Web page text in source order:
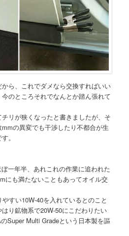
ら、これでダメなら交換すればいい
のところそれでなんとか踏ん張れて
リが狭くなったと書きましたが、そ
の異変でも干渉したり不都合が生
。
一年半、あれこれの作業に追われた
にも満たないこともあってオイル交
すい10W-40を入れているとのこと
り鉱物系で20W-50にこだわりたい
Super Multi Gradeという日本製を謳